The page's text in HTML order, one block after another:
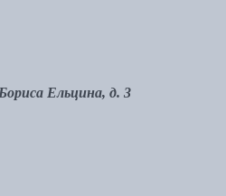
Ельцина, д. 3